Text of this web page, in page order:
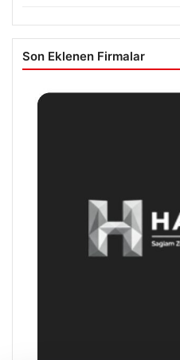
Son Eklenen Firmalar